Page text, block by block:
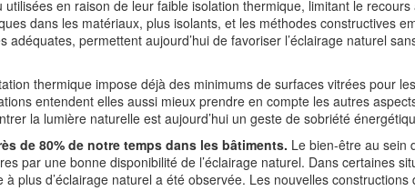
utilisées en raison de leur faible isolation thermique, limitant le
dans les matériaux, plus isolants, et les méthodes constructives
adéquates, permettent aujourd’hui de favoriser l’éclairage naturel
thermique impose déjà des minimums de surfaces vitrées pour
entendent elles aussi mieux prendre en compte les autres
la lumière naturelle est aujourd’hui un geste de sobriété
de 80% de notre temps dans les bâtiments. Le bien-être au sein
par une bonne disponibilité de l’éclairage naturel. Dans certaines
à plus d’éclairage naturel a été observée. Les nouvelles